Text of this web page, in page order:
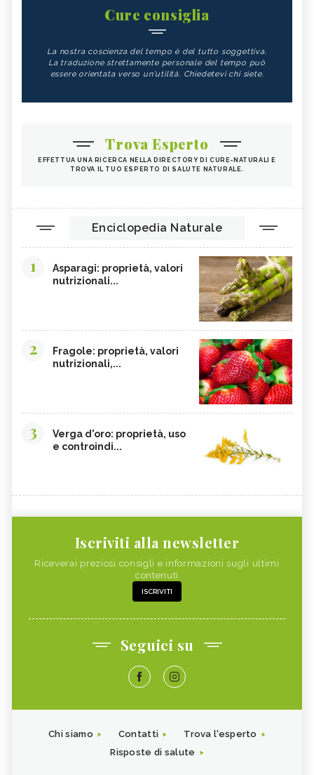
Cure consiglia
La nostra coscienza del tempo è del tutto soggettiva.
La traduzione strettamente personale del tempo può
essere orientata verso un'utilità. Chiedetevi chi siete.
Trova Esperto
EFFETTUA UNA RICERCA NELLA DIRECTORY DI CURE-NATURALI E
TROVA IL TUO ESPERTO DI SALUTE NATURALE.
Enciclopedia Naturale
1
Asparagi: proprietà, valori
nutrizionali...
2
Fragole: proprietà, valori
nutrizionali,...
3
Verga d'oro: proprietà, uso
e controindi...
Iscriviti alla newsletter
Riceverai preziosi consigli e informazioni sugli ultimi
contenuti
ISCRIVITI
Seguici su
Chi siamo Contatti
Trova l'esperto
Risposte di salute